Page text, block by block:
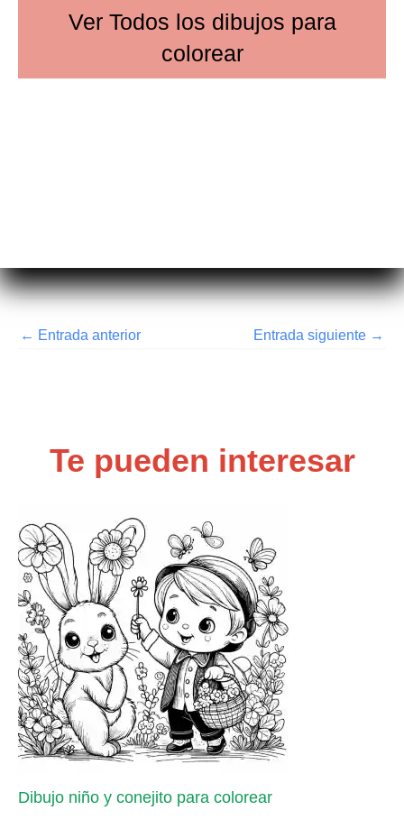
Ver Todos los dibujos para
colorear
← Entrada anterior Entrada siguiente →
Te pueden interesar
Dibujo niño y conejito para colorear